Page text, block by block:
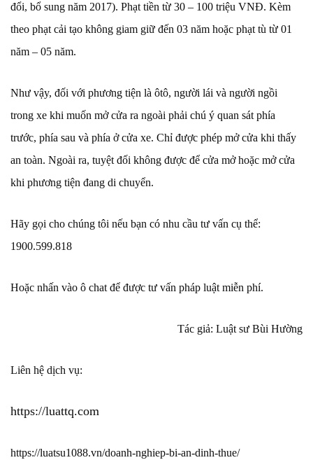
đổi, bổ sung năm 2017). Phạt tiền từ 30 – 100 triệu VNĐ. Kèm
theo phạt cải tạo không giam giữ đến 03 năm hoặc phạt tù từ 01
năm – 05 năm.
Như vậy, đối với phương tiện là ôtô, người lái và người ngồi
trong xe khi muốn mở cửa ra ngoài phải chú ý quan sát phía
trước, phía sau và phía ở cửa xe. Chỉ được phép mở cửa khi thấy
an toàn. Ngoài ra, tuyệt đối không được để cửa mở hoặc mở cửa
khi phương tiện đang di chuyển.
Hãy gọi cho chúng tôi nếu bạn có nhu cầu tư vấn cụ thể:
1900.599.818
Hoặc nhấn vào ô chat để được tư vấn pháp luật miễn phí.
Tác giả: Luật sư Bùi Hường
Liên hệ dịch vụ:
https://luattq.com
https://luatsu1088.vn/doanh-nghiep-bi-an-dinh-thue/